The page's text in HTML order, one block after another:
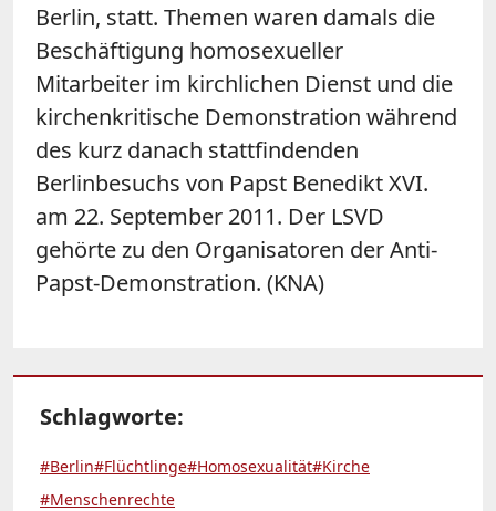
Berlin, statt. Themen waren damals die
Beschäftigung homosexueller
Mitarbeiter im kirchlichen Dienst und die
kirchenkritische Demonstration während
des kurz danach stattfindenden
Berlinbesuchs von Papst Benedikt XVI.
am 22. September 2011. Der LSVD
gehörte zu den Organisatoren der Anti-
Papst-Demonstration. (KNA)
Schlagworte:
#Berlin#Flüchtlinge#Homosexualität#Kirche
#Menschenrechte